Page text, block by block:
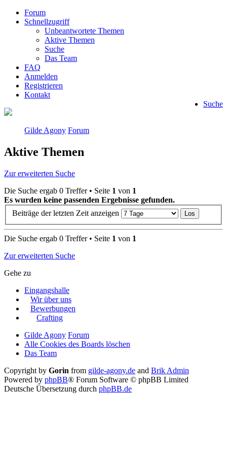
Forum
Schnellzugriff
Unbeantwortete Themen
Aktive Themen
Suche
Das Team
FAQ
Anmelden
Registrieren
Kontakt
Suche
Gilde Agony Forum
Aktive Themen
Zur erweiterten Suche
Die Suche ergab 0 Treffer • Seite 1 von 1
Es wurden keine passenden Ergebnisse gefunden.
Beiträge der letzten Zeit anzeigen
Die Suche ergab 0 Treffer • Seite 1 von 1
Zur erweiterten Suche
Gehe zu
Eingangshalle
Wir über uns
Bewerbungen
Crafting
Gilde Agony Forum
Alle Cookies des Boards löschen
Das Team
Copyright by Gorin from gilde-agony.de and Brik Admin
Powered by phpBB® Forum Software © phpBB Limited
Deutsche Übersetzung durch phpBB.de